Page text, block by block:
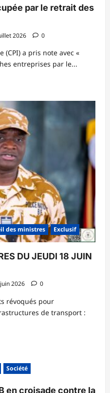
par le retrait des
2026 0
(CPI) a pris note avec «
entreprises par le...
des ministres Exclusif
DU JEUDI 18 JUIN
2026 0
révoqués pour
de transport :
Société
en croisade contre la